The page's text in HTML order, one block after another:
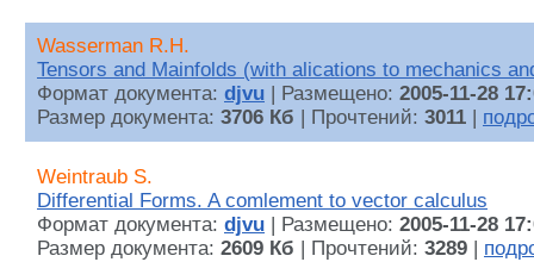
Wasserman R.H.
Tensors and Mainfolds (with alications to mechanics
Формат документа: djvu | Размещено: 2005-11-28
Размер документа: 3706 Кб | Прочтений: 3011
Weintraub S.
Differential Forms. A comlement to vector calculus
Формат документа: djvu | Размещено: 2005-11-28
Размер документа: 2609 Кб | Прочтений: 3289